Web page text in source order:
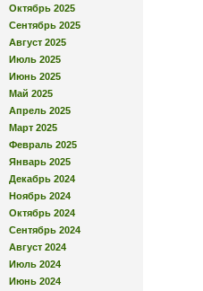
Октябрь 2025
Сентябрь 2025
Август 2025
Июль 2025
Июнь 2025
Май 2025
Апрель 2025
Март 2025
Февраль 2025
Январь 2025
Декабрь 2024
Ноябрь 2024
Октябрь 2024
Сентябрь 2024
Август 2024
Июль 2024
Июнь 2024